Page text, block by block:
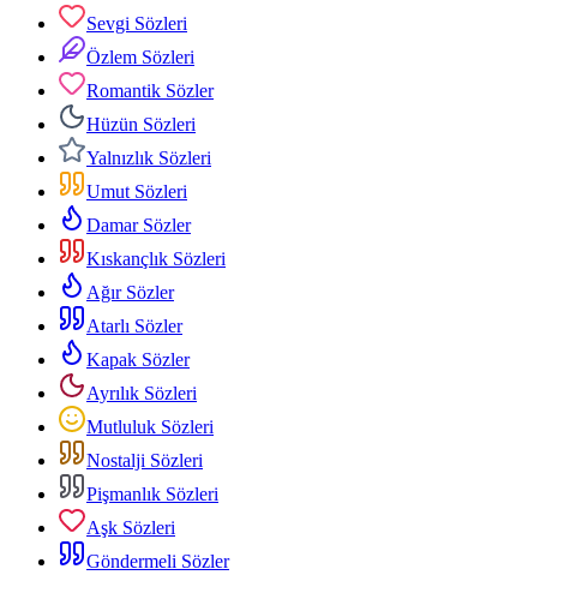
Sevgi Sözleri
Özlem Sözleri
Romantik Sözler
Hüzün Sözleri
Yalnızlık Sözleri
Umut Sözleri
Damar Sözler
Kıskançlık Sözleri
Ağır Sözler
Atarlı Sözler
Kapak Sözler
Ayrılık Sözleri
Mutluluk Sözleri
Nostalji Sözleri
Pişmanlık Sözleri
Aşk Sözleri
Göndermeli Sözler